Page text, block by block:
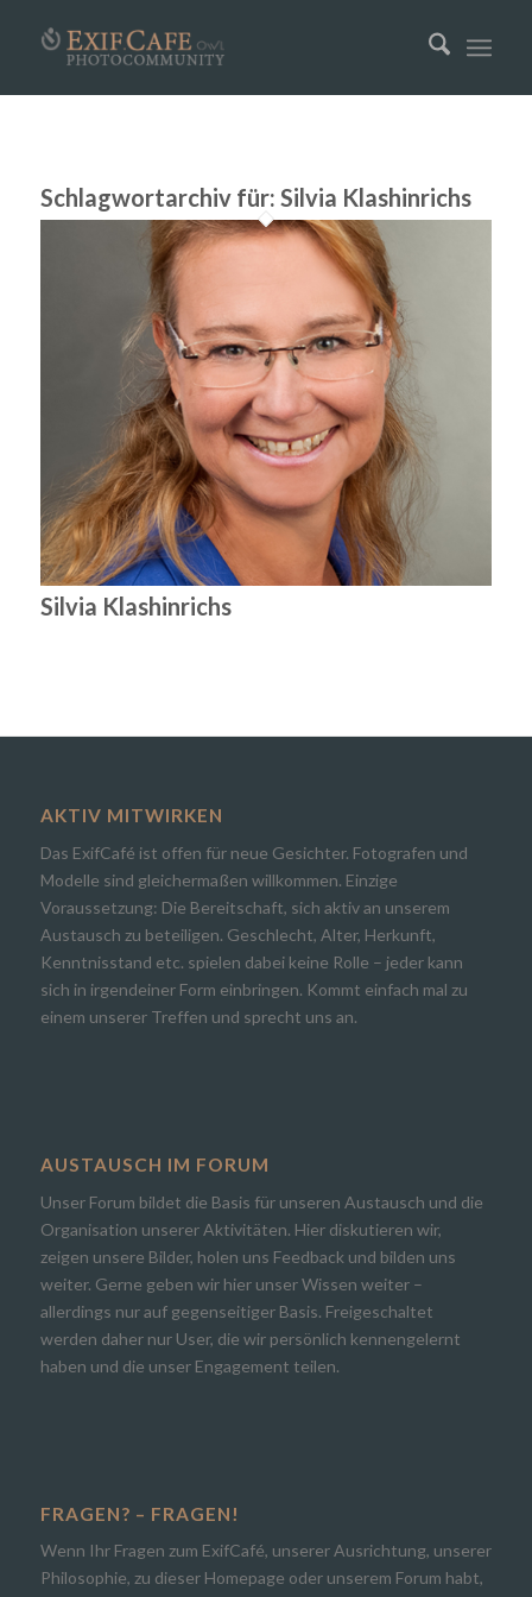
Schlagwortarchiv für: Silvia Klashinrichs
Silvia Klashinrichs
AKTIV MITWIRKEN
Das ExifCafé ist offen für neue Gesichter. Fotografen und
Modelle sind gleichermaßen willkommen. Einzige
Voraussetzung: Die Bereitschaft, sich aktiv an unserem
Austausch zu beteiligen. Geschlecht, Alter, Herkunft,
Kenntnisstand etc. spielen dabei keine Rolle – jeder kann
sich in irgendeiner Form einbringen. Kommt einfach mal zu
einem unserer Treffen und sprecht uns an.
AUSTAUSCH IM FORUM
Unser Forum bildet die Basis für unseren Austausch und die
Organisation unserer Aktivitäten. Hier diskutieren wir,
zeigen unsere Bilder, holen uns Feedback und bilden uns
weiter. Gerne geben wir hier unser Wissen weiter –
allerdings nur auf gegenseitiger Basis. Freigeschaltet
werden daher nur User, die wir persönlich kennengelernt
haben und die unser Engagement teilen.
FRAGEN? – FRAGEN!
Wenn Ihr Fragen zum ExifCafé, unserer Ausrichtung, unserer
Philosophie, zu dieser Homepage oder unserem Forum habt,